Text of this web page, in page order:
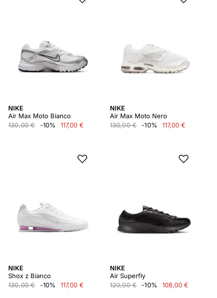
NIKE
Air Max Moto Bianco
130,00 €
-10% 117,00 €
NIKE
Air Max Moto Nero
130,00 €
-10% 117,00 €
NIKE
Shox z Bianco
130,00 €
-10% 117,00 €
NIKE
Air Superfly
120,00 €
-10% 108,00 €